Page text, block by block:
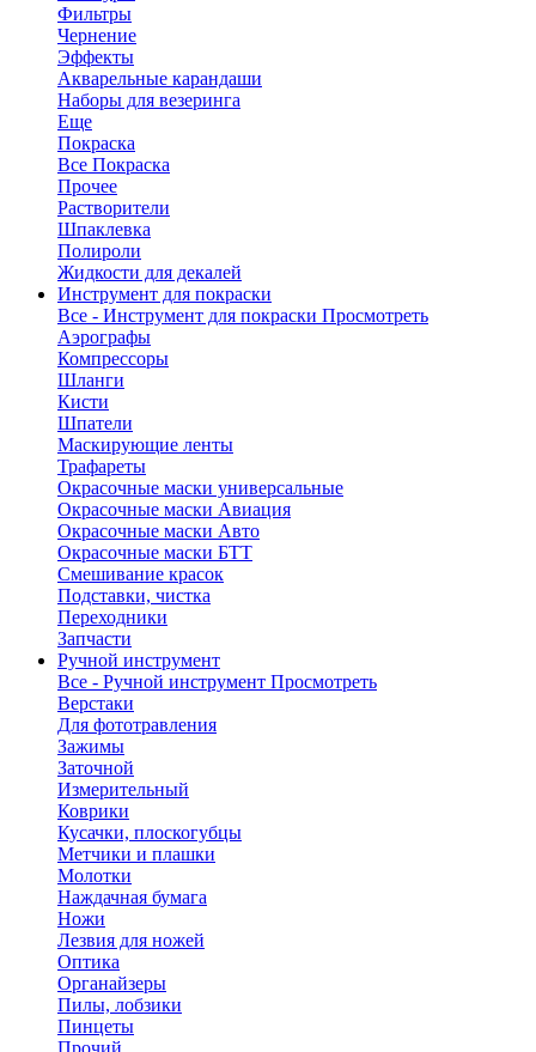
Фильтры
Чернение
Эффекты
Акварельные карандаши
Наборы для везеринга
Еще
Покраска
Все Покраска
Прочее
Растворители
Шпаклевка
Полироли
Жидкости для декалей
Инструмент для покраски
Все - Инструмент для покраски Просмотреть
Аэрографы
Компрессоры
Шланги
Кисти
Шпатели
Маскирующие ленты
Трафареты
Окрасочные маски универсальные
Окрасочные маски Авиация
Окрасочные маски Авто
Окрасочные маски БТТ
Смешивание красок
Подставки, чистка
Переходники
Запчасти
Ручной инструмент
Все - Ручной инструмент Просмотреть
Верстаки
Для фототравления
Зажимы
Заточной
Измерительный
Коврики
Кусачки, плоскогубцы
Метчики и плашки
Молотки
Наждачная бумага
Ножи
Лезвия для ножей
Оптика
Органайзеры
Пилы, лобзики
Пинцеты
Прочий